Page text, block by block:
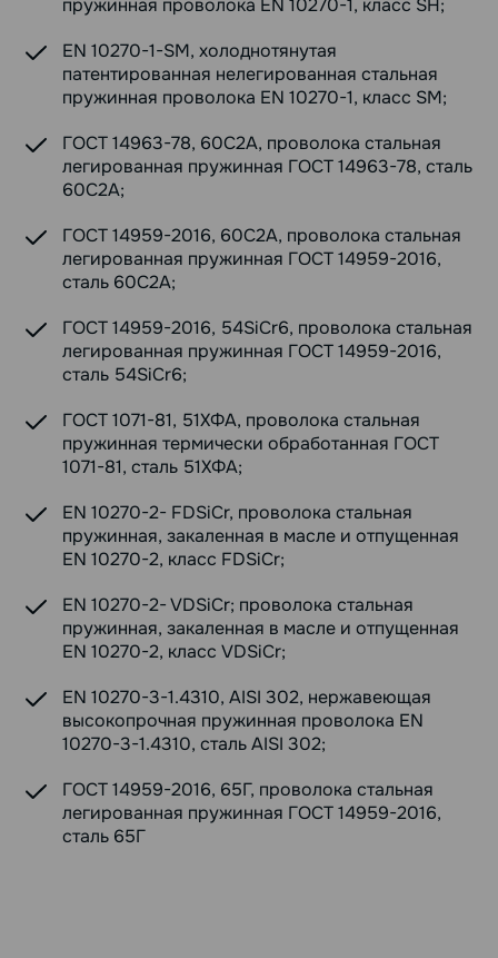
EN 10270-1-SM, холоднотянутая
патентированная нелегированная стальная
пружинная проволока EN 10270-1, класс SM;
ГОСТ 14963-78, 60С2А, проволока стальная
легированная пружинная ГОСТ 14963-78, сталь
60С2А;
ГОСТ 14959-2016, 60С2А, проволока стальная
легированная пружинная ГОСТ 14959-2016,
сталь 60С2А;
ГОСТ 14959-2016, 54SiCr6, проволока стальная
легированная пружинная ГОСТ 14959-2016,
сталь 54SiCr6;
ГОСТ 1071-81, 51ХФА, проволока стальная
пружинная термически обработанная ГОСТ
1071-81, сталь 51ХФА;
EN 10270-2- FDSiCr, проволока стальная
пружинная, закаленная в масле и отпущенная
EN 10270-2, класс FDSiCr;
EN 10270-2- VDSiCr; проволока стальная
пружинная, закаленная в масле и отпущенная
EN 10270-2, класс VDSiCr;
EN 10270-3-1.4310, AISI 302, нержавеющая
высокопрочная пружинная проволока EN
10270-3-1.4310, сталь AISI 302;
ГОСТ 14959-2016, 65Г, проволока стальная
легированная пружинная ГОСТ 14959-2016,
сталь 65Г